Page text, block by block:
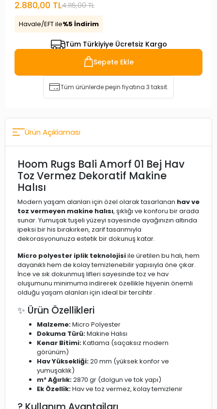
2.880,00 TL4.115,00 TL
Havale/EFT ile%5 İndirim
Tüm Türkiyiye Ücretsiz Kargo
Sepete Ekle
Tüm ürünlerde peşin fiyatına 3 taksit.
Ürün Açıklaması
Hoom Rugs Bali Amorf 01 Bej Hav
Toz Vermez Dekoratif Makine
Halısı
Modern yaşam alanları için özel olarak tasarlanan hav ve
toz vermeyen makine halısı, şıklığı ve konforu bir arada
sunar. Yumuşak tuşeli yüzeyi sayesinde ayağınızın altında
ipeksi bir his bırakırken, zarif tasarımıyla
dekorasyonunuza estetik bir dokunuş katar.
Micro polyester iplik teknolojisiile üretilen bu halı, hem
dayanıklı hem de kolay temizlenebilir yapısıyla öne çıkar.
İnce ve sık dokunmuş lifleri sayesinde toz ve hav
oluşumunu minimuma indirerek özellikle hijyenin önemli
olduğu yaşam alanları için ideal bir tercihtir .
✨ Ürün Özellikleri
Malzeme:Micro Polyester
Dokuma Türü:Makine Halısı
Kenar Bitimi:Katlama (saçaksız modern
görünüm)
Hav Yüksekliği:20 mm (yüksek konfor ve
yumuşaklık)
m² Ağırlık:2870 gr (dolgun ve tok yapı)
Ek Özellik:Hav ve toz vermez, kolay temizlenir